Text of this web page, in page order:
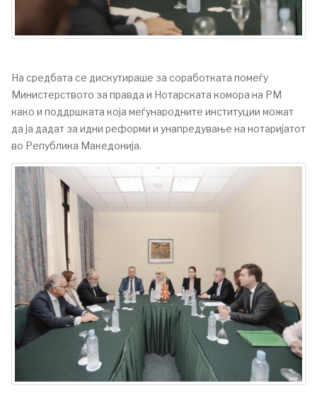
На средбата се дискутираше за соработката помеѓу
Министерството за правда и Нотарската комора на РМ
како и поддршката која меѓународните институции можат
да ја дадат за идни реформи и унапредување на нотаријатот
во Република Македонија.